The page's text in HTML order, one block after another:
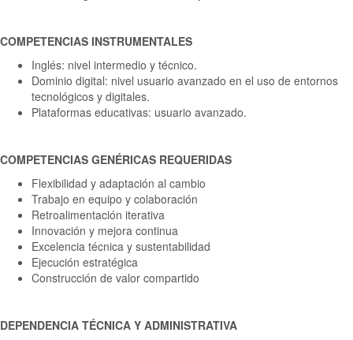
COMPETENCIAS INSTRUMENTALES
Inglés: nivel intermedio y técnico.
Dominio digital: nivel usuario avanzado en el uso de entornos
tecnológicos y digitales.
Plataformas educativas: usuario avanzado.
COMPETENCIAS GENÉRICAS REQUERIDAS
Flexibilidad y adaptación al cambio
Trabajo en equipo y colaboración
Retroalimentación iterativa
Innovación y mejora continua
Excelencia técnica y sustentabilidad
Ejecución estratégica
Construcción de valor compartido
DEPENDENCIA TÉCNICA Y ADMINISTRATIVA